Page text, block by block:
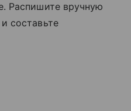
Распишите вручную
составьте